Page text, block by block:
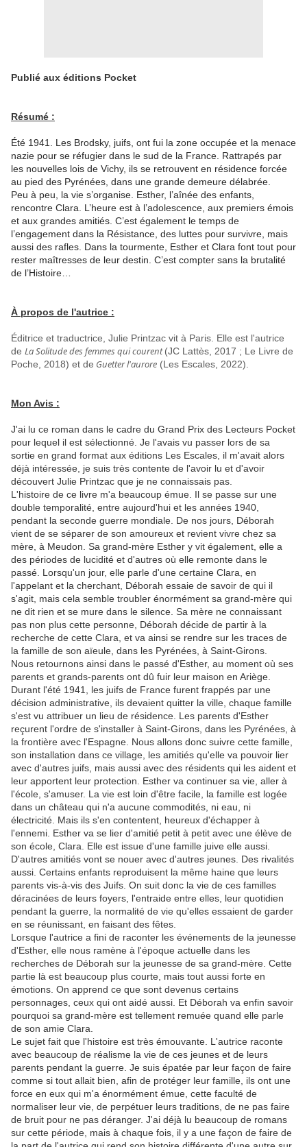
Publié aux éditions Pocket
Résumé :
Été 1941. Les Brodsky, juifs, ont fui la zone occupée et la menace
nazie pour se réfugier dans le sud de la France. Rattrapés par
les nouvelles lois de Vichy, ils se retrouvent en résidence forcée
au pied des Pyrénées, dans une grande demeure délabrée.
Peu à peu, la vie s’organise. Esther, l’aînée des enfants,
rencontre Clara. L’heure est à l’adolescence, aux premiers émois
et aux grandes amitiés. C’est également le temps de
l’engagement dans la Résistance, des luttes pour survivre, mais
aussi des rafles. Dans la tourmente, Esther et Clara font tout pour
rester maîtresses de leur destin. C’est compter sans la brutalité
de l’Histoire…
À propos de l'autrice :
Éditrice et traductrice, Julie Printzac vit à Paris. Elle est l'autrice
de La Solitude des femmes qui courent(JC Lattès, 2017 ; Le Livre de
Poche, 2018) et de Guetter l'aurore (Les Escales, 2022).
Mon Avis :
J'ai lu ce roman dans le cadre du Grand Prix des Lecteurs Pocket
pour lequel il est sélectionné. Je l'avais vu passer lors de sa
sortie en grand format aux éditions Les Escales, il m'avait alors
déjà intéressée, je suis très contente de l'avoir lu et d'avoir
découvert Julie Printzac que je ne connaissais pas.
L'histoire de ce livre m'a beaucoup émue. Il se passe sur une
double temporalité, entre aujourd'hui et les années 1940,
pendant la seconde guerre mondiale. De nos jours, Déborah
vient de se séparer de son amoureux et revient vivre chez sa
mère, à Meudon. Sa grand-mère Esther y vit également, elle a
des périodes de lucidité et d'autres où elle remonte dans le
passé. Lorsqu'un jour, elle parle d'une certaine Clara, en
l'appelant et la cherchant, Déborah essaie de savoir de qui il
s'agit, mais cela semble troubler énormément sa grand-mère qui
ne dit rien et se mure dans le silence. Sa mère ne connaissant
pas non plus cette personne, Déborah décide de partir à la
recherche de cette Clara, et va ainsi se rendre sur les traces de
la famille de son aïeule, dans les Pyrénées, à Saint-Girons.
Nous retournons ainsi dans le passé d'Esther, au moment où ses
parents et grands-parents ont dû fuir leur maison en Ariège.
Durant l'été 1941, les juifs de France furent frappés par une
décision administrative, ils devaient quitter la ville, chaque famille
s'est vu attribuer un lieu de résidence. Les parents d'Esther
reçurent l'ordre de s'installer à Saint-Girons, dans les Pyrénées, à
la frontière avec l'Espagne. Nous allons donc suivre cette famille,
son installation dans ce village, les amitiés qu'elle va pouvoir lier
avec d'autres juifs, mais aussi avec des résidents qui les aident et
leur apportent leur protection. Esther va continuer sa vie, aller à
l'école, s'amuser. La vie est loin d'être facile, la famille est logée
dans un château qui n'a aucune commodités, ni eau, ni
électricité. Mais ils s'en contentent, heureux d'échapper à
l'ennemi. Esther va se lier d'amitié petit à petit avec une élève de
son école, Clara. Elle est issue d'une famille juive elle aussi.
D'autres amitiés vont se nouer avec d'autres jeunes. Des rivalités
aussi. Certains enfants reproduisent la même haine que leurs
parents vis-à-vis des Juifs. On suit donc la vie de ces familles
déracinées de leurs foyers, l'entraide entre elles, leur quotidien
pendant la guerre, la normalité de vie qu'elles essaient de garder
en se réunissant, en faisant des fêtes.
Lorsque l'autrice a fini de raconter les événements de la jeunesse
d'Esther, elle nous ramène à l'époque actuelle dans les
recherches de Déborah sur la jeunesse de sa grand-mère. Cette
partie là est beaucoup plus courte, mais tout aussi forte en
émotions. On apprend ce que sont devenus certains
personnages, ceux qui ont aidé aussi. Et Déborah va enfin savoir
pourquoi sa grand-mère est tellement remuée quand elle parle
de son amie Clara.
Le sujet fait que l'histoire est très émouvante. L'autrice raconte
avec beaucoup de réalisme la vie de ces jeunes et de leurs
parents pendant la guerre. Je suis épatée par leur façon de faire
comme si tout allait bien, afin de protéger leur famille, ils ont une
force en eux qui m'a énormément émue, cette faculté de
normaliser leur vie, de perpétuer leurs traditions, de ne pas faire
de bruit pour ne pas déranger. J'ai déjà lu beaucoup de romans
sur cette période, mais à chaque fois, il y a une façon de faire de